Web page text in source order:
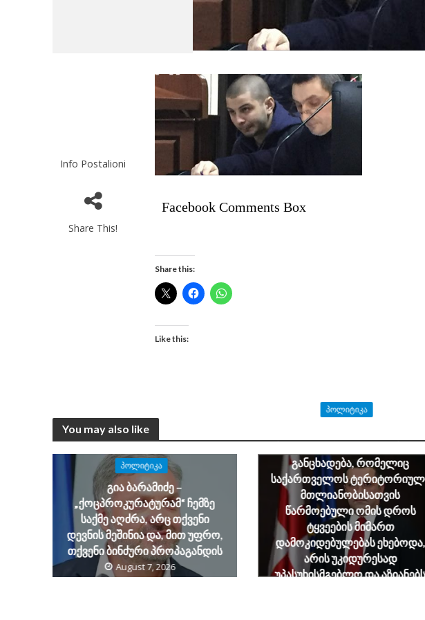
Info Postalioni
Share This!
Facebook Comments Box
Share this:
Like this:
You may also like
ᲞᲝᲚᲘᲢᲘᲙᲐ
გია ბარამიძე –
„ქოცპროკურატურამ“ ჩემზე
საქმე აღძრა, არც თქვენი
დევნის მეშინია და, მით უფრო,
თქვენი ბინძური პროპაგანდის
August 7, 2026
ᲞᲝᲚᲘᲢᲘᲙᲐ
განცხადება, რომელიც
საქართველოს
მთლიანობისათვის
წარმოებული ომის დროს
ტყვეების მიმართ
დამოკიდებულებას ეხებოდა,
არის უკიდურესად
უპასუხისმგებლო და აზიანებს